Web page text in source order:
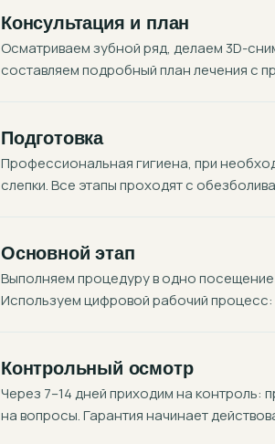
Консультация и план
Осматриваем зубной ряд, делаем 3D-
составляем подробный план лечения с
Подготовка
Профессиональная гигиена, при
слепки. Все этапы проходят с
Основной этап
Выполняем процедуру в одно посещение
Используем цифровой рабочий
Контрольный осмотр
Через 7–14 дней приходим на контроль:
на вопросы. Гарантия начинает